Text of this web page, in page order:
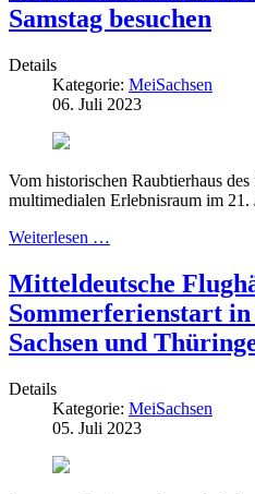
Samstag besuchen
Details
Kategorie: MeiSachsen
06. Juli 2023
Vom historischen Raubtierhaus
multimedialen Erlebnisraum im 21.
Weiterlesen …
Mitteldeutsche
Sommerferienstart in
Sachsen und
Details
Kategorie: MeiSachsen
05. Juli 2023